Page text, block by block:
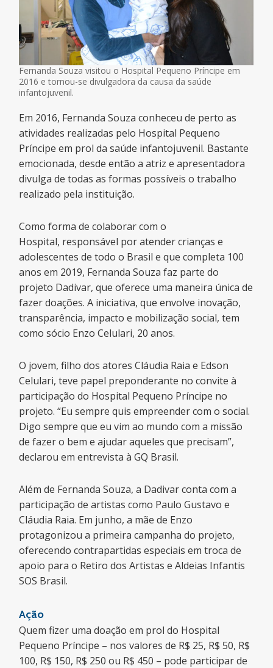
Fernanda Souza visitou o Hospital Pequeno Príncipe em
2016 e tornou-se divulgadora da causa da saúde
infantojuvenil.
Em 2016, Fernanda Souza conheceu de perto as
atividades realizadas pelo Hospital Pequeno
Príncipe em prol da saúde infantojuvenil. Bastante
emocionada, desde então a atriz e apresentadora
divulga de todas as formas possíveis o trabalho
realizado pela instituição.
Como forma de colaborar com o
Hospital, responsável por atender crianças e
adolescentes de todo o Brasil e que completa 100
anos em 2019, Fernanda Souza faz parte do
projeto Dadivar, que oferece uma maneira única de
fazer doações. A iniciativa, que envolve inovação,
transparência, impacto e mobilização social, tem
como sócio Enzo Celulari, 20 anos.
O jovem, filho dos atores Cláudia Raia e Edson
Celulari, teve papel preponderante no convite à
participação do Hospital Pequeno Príncipe no
projeto. “Eu sempre quis empreender com o social.
Digo sempre que eu vim ao mundo com a missão
de fazer o bem e ajudar aqueles que precisam”,
declarou em entrevista à GQ Brasil.
Além de Fernanda Souza, a Dadivar conta com a
participação de artistas como Paulo Gustavo e
Cláudia Raia. Em junho, a mãe de Enzo
protagonizou a primeira campanha do projeto,
oferecendo contrapartidas especiais em troca de
apoio para o Retiro dos Artistas e Aldeias Infantis
SOS Brasil.
Ação
Quem fizer uma doação em prol do Hospital
Pequeno Príncipe – nos valores de R$ 25, R$ 50, R$
100, R$ 150, R$ 250 ou R$ 450 – pode participar de